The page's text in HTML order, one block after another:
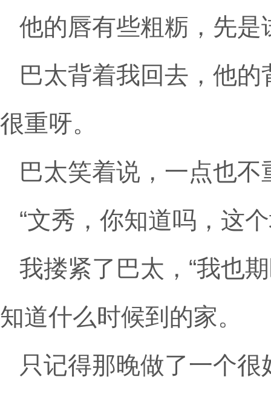
他的唇有些粗粝，先
巴太背着我回去，他
很重呀。
巴太笑着说，一点也
“文秀，你知道吗，这
我搂紧了巴太，“我也
知道什么时候到的家。
只记得那晚做了一个很